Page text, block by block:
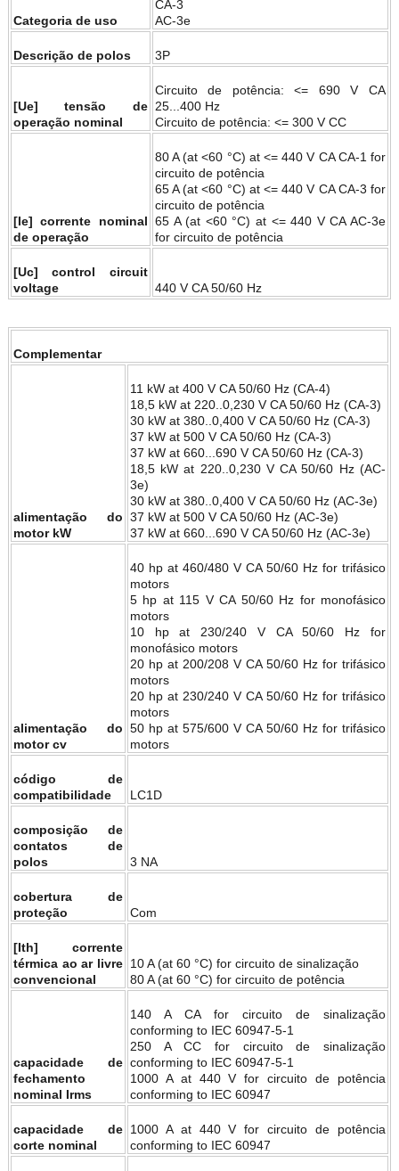
Categoria de uso
CA-3
AC-3e
Descrição de polos 3P
[Ue] tensão de
operação nominal
Circuito de potência: <= 690 V CA
25...400 Hz
Circuito de potência: <= 300 V CC
[Ie] corrente nominal
de operação
80 A (at <60 °C) at <= 440 V CA CA-1 for
circuito de potência
65 A (at <60 °C) at <= 440 V CA CA-3 for
circuito de potência
65 A (at <60 °C) at <= 440 V CA AC-3e
for circuito de potência
[Uc] control circuit
voltage
440 V CA 50/60 Hz
Complementar
alimentação do
motor kW
11 kW at 400 V CA 50/60 Hz (CA-4)
18,5 kW at 220..0,230 V CA 50/60 Hz (CA-3)
30 kW at 380..0,400 V CA 50/60 Hz (CA-3)
37 kW at 500 V CA 50/60 Hz (CA-3)
37 kW at 660...690 V CA 50/60 Hz (CA-3)
18,5 kW at 220..0,230 V CA 50/60 Hz (AC-
3e)
30 kW at 380..0,400 V CA 50/60 Hz (AC-3e)
37 kW at 500 V CA 50/60 Hz (AC-3e)
37 kW at 660...690 V CA 50/60 Hz (AC-3e)
alimentação do
motor cv
40 hp at 460/480 V CA 50/60 Hz for trifásico
motors
5 hp at 115 V CA 50/60 Hz for monofásico
motors
10 hp at 230/240 V CA 50/60 Hz for
monofásico motors
20 hp at 200/208 V CA 50/60 Hz for trifásico
motors
20 hp at 230/240 V CA 50/60 Hz for trifásico
motors
50 hp at 575/600 V CA 50/60 Hz for trifásico
motors
código de
compatibilidade
LC1D
composição de
contatos de
polos
3 NA
cobertura de
proteção
Com
[Ith] corrente
térmica ao ar livre
convencional
10 A (at 60 °C) for circuito de sinalização
80 A (at 60 °C) for circuito de potência
capacidade de
fechamento
nominal Irms
140 A CA for circuito de sinalização
conforming to IEC 60947-5-1
250 A CC for circuito de sinalização
conforming to IEC 60947-5-1
1000 A at 440 V for circuito de potência
conforming to IEC 60947
capacidade de
corte nominal
1000 A at 440 V for circuito de potência
conforming to IEC 60947